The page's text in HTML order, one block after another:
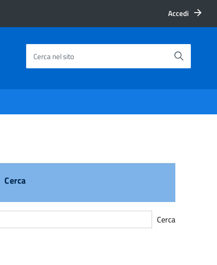
Accedi
Cerca nel sito
Cerca
Cerca